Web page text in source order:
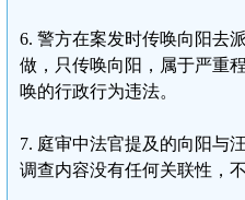
6. 警方在案发时传唤向阳去
做，只传唤向阳，属于严重
唤的行政行为违法。
7. 庭审中法官提及的向阳与
调查内容没有任何关联性，